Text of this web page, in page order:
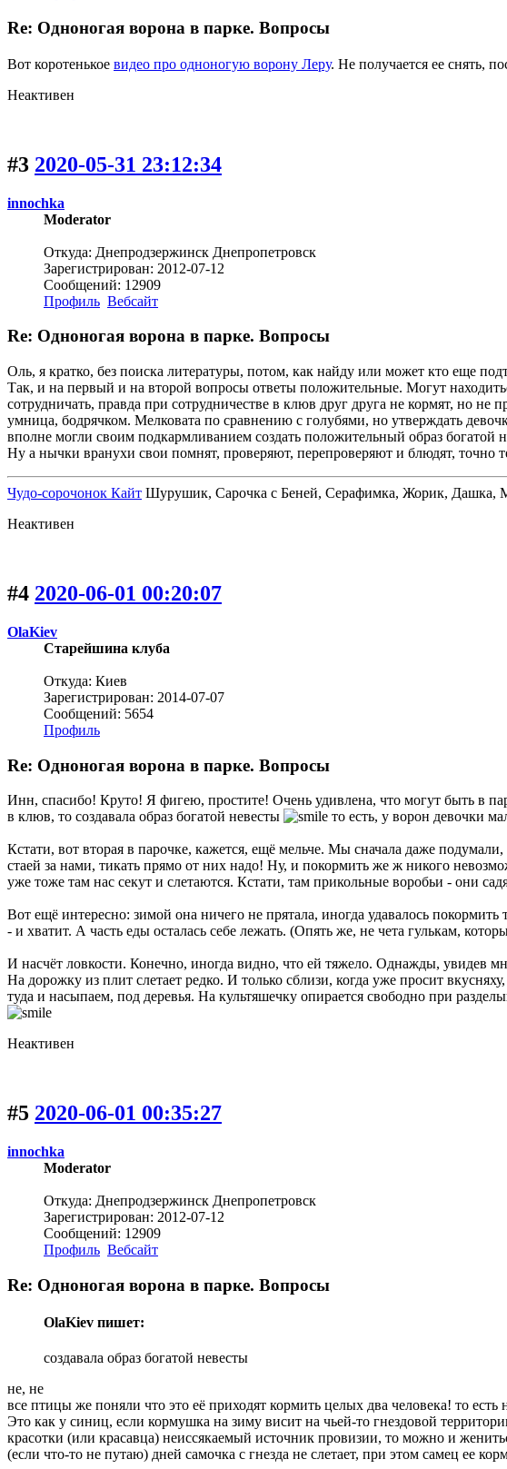
Re: Одноногая ворона в парке. Вопросы
Вот коротенькое видео про одноногую ворону Леру. Не получается ее снять,
Неактивен
#3 2020-05-31 23:12:34
innochka
Moderator
Откуда: Днепродзержинск Днепропетровск
Зарегистрирован: 2012-07-12
Сообщений: 12909
Профиль Вебсайт
Re: Одноногая ворона в парке. Вопросы
Оль, я кратко, без поиска литературы, потом, как найду или может кто еще
Так, и на первый и на второй вопросы ответы положительные. Могут
сотрудничать, правда при сотрудничестве в клюв друг друга не кормят, но
умница, бодрячком. Мелковата по сравнению с голубями, но утверждать
вполне могли своим подкармливанием создать положительный образ богатой
Ну а нычки вранухи свои помнят, проверяют, перепроверяют и блюдят, точно
Чудо-сорочонок Кайт Шурушик, Сарочка с Беней, Серафимка, Жорик, Дашка,
Неактивен
#4 2020-06-01 00:20:07
OlaKiev
Старейшина клуба
Откуда: Киев
Зарегистрирован: 2014-07-07
Сообщений: 5654
Профиль
Re: Одноногая ворона в парке. Вопросы
Инн, спасибо! Круто! Я фигею, простите! Очень удивлена, что могут быть в
в клюв, то создавала образ богатой невесты
то есть, у ворон девочки
Кстати, вот вторая в парочке, кажется, ещё мельче. Мы сначала даже
стаей за нами, тикать прямо от них надо! Ну, и покормить же ж никого
уже тоже там нас секут и слетаются. Кстати, там прикольные воробьи - они
Вот ещё интересно: зимой она ничего не прятала, иногда удавалось
- и хватит. А часть еды осталась себе лежать. (Опять же, не чета гулькам,
И насчёт ловкости. Конечно, иногда видно, что ей тяжело. Однажды, увидев
На дорожку из плит слетает редко. И только сблизи, когда уже просит
туда и насыпаем, под деревья. На культяшечку опирается свободно при
Неактивен
#5 2020-06-01 00:35:27
innochka
Moderator
Откуда: Днепродзержинск Днепропетровск
Зарегистрирован: 2012-07-12
Сообщений: 12909
Профиль Вебсайт
Re: Одноногая ворона в парке. Вопросы
OlaKiev пишет:
создавала образ богатой невесты
не, не
все птицы же поняли что это её приходят кормить целых два человека! то есть
Это как у синиц, если кормушка на зиму висит на чьей-то гнездовой
красотки (или красавца) неиссякаемый источник провизии, то можно и
(если что-то не путаю) дней самочка с гнезда не слетает, при этом самец ее